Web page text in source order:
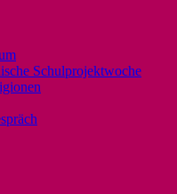
Schulprojektwoche